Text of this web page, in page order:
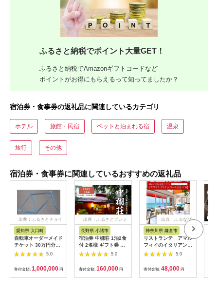
ふるさと納税でポイント大量GET！
ふるさと納税でAmazonギフトコードなど
ポイントがお得にもらえるって知ってましたか？
宿泊券・食事券の返礼品に関連しているカテゴリ
ホテル 旅館・民宿 ペットと泊まれる宿 温泉
旅行 その他
宿泊券・食事券に関連しているおすすめの返礼品
出典：ふるさとチョイ
愛知県 大口町
自転車オーダーメイド
チケット 30万円分
【1360365】
5.0
寄付金額: 1,000,000 円
出典：ふるさとプレミ
長野県 小諸市
宿泊券 中棚荘 1泊2食
付 2名様 ギフト券 チ
ケット 券 宿泊 旅行
5.0
寄付金額: 160,000 円
出典：ふるなび
神奈川県 鎌倉市
リストランテ アマル
フィイのイタリアンデ
ィナーコースA ペア
5.0
寄付金額: 48,000 円